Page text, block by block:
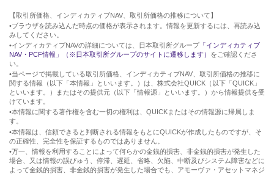
【取引所価格、インディカティブNAV、取引所価格の推移について】
•ブラウザを読み込んだ時点の価格が表示されます。情報を更新するには、再読み込
みしてください。
•インディカティブNAVの詳細については、日本取引所グループ「インディカティブ
NAV・PCF情報」（※日本取引所グループのサイトに遷移します） をご確認くださ
い。
•当ページで掲載している取引所価格、インディカティブNAV、取引所価格の推移に
関する情報（以下「本情報」といいます。）は、株式会社QUICK（以下「QUICK」
といいます。）またはその提供元（以下「情報源」といいます。）から情報提供を受
けています。
•本情報に関する著作権を含む一切の権利は、QUICKまたはその情報源に帰属しま
す。
•本情報は、信頼できると判断される情報をもとにQUICKが作成したものですが、そ
の正確性、完全性を保証するものではありません。
•万一、情報を利用することによって何らかの金銭的損害、非金銭的損害が発生した
場合、又は情報の誤びゅう、停滞、遅延、省略、欠陥、中断及びシステム障害などに
よって金銭的損害、非金銭的損害が発生した場合でも、アモーヴァ・アセットマネジ